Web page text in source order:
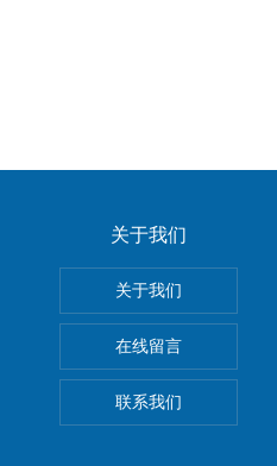
关于我们
关于我们
在线留言
联系我们